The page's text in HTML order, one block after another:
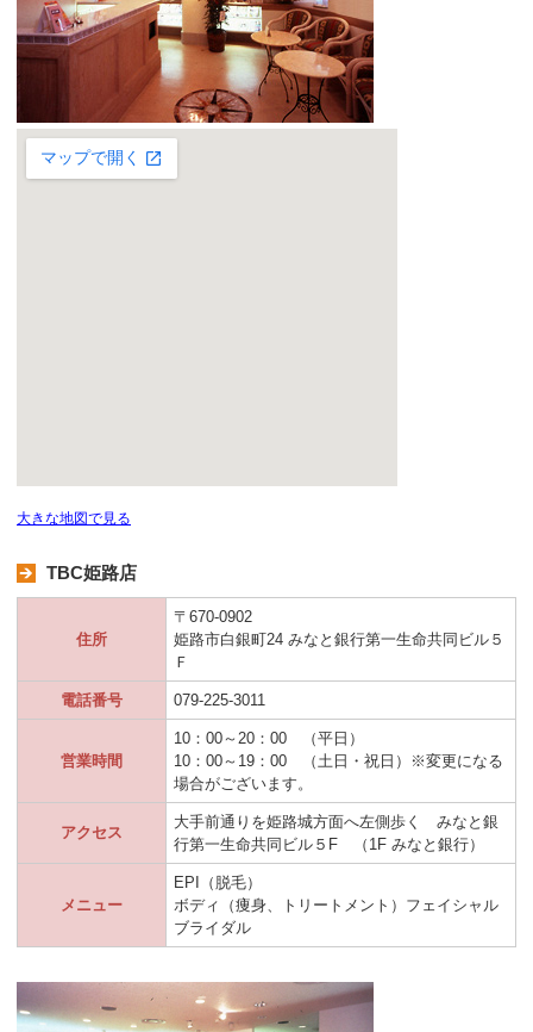
大きな地図で見る
TBC姫路店
住所
〒670-0902
姫路市白銀町24 みなと銀行第一生命共同ビル５
Ｆ
電話番号 079-225-3011
営業時間
10：00～20：00 （平日）
10：00～19：00 （土日・祝日）※変更になる
場合がございます。
アクセス
大手前通りを姫路城方面へ左側歩く みなと銀
行第一生命共同ビル５F （1F みなと銀行）
メニュー
EPI（脱毛）
ボディ（痩身、トリートメント）フェイシャル
ブライダル